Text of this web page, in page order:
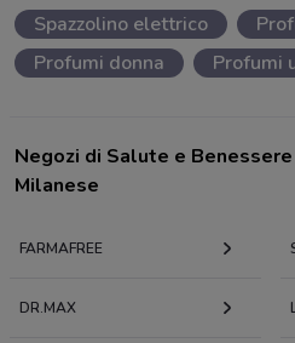
Spazzolino elettrico
Profumi donna
Profumi
Negozi di Salute e Benessere
Milanese
FARMAFREE
DR.MAX